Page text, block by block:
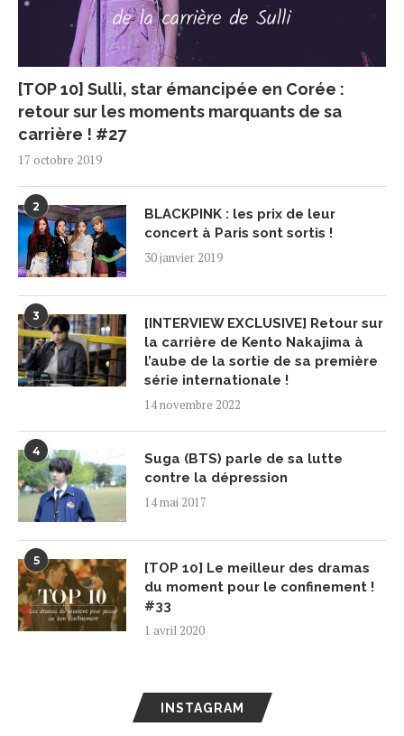
[TOP 10] Sulli, star émancipée en Corée :
retour sur les moments marquants de sa
carrière ! #27
17 octobre 2019
2
BLACKPINK : les prix de leur
concert à Paris sont sortis !
30 janvier 2019
3
[INTERVIEW EXCLUSIVE] Retour sur
la carrière de Kento Nakajima à
l’aube de la sortie de sa première
série internationale !
14 novembre 2022
4
Suga (BTS) parle de sa lutte
contre la dépression
14 mai 2017
5
[TOP 10] Le meilleur des dramas
du moment pour le confinement !
#33
1 avril 2020
INSTAGRAM